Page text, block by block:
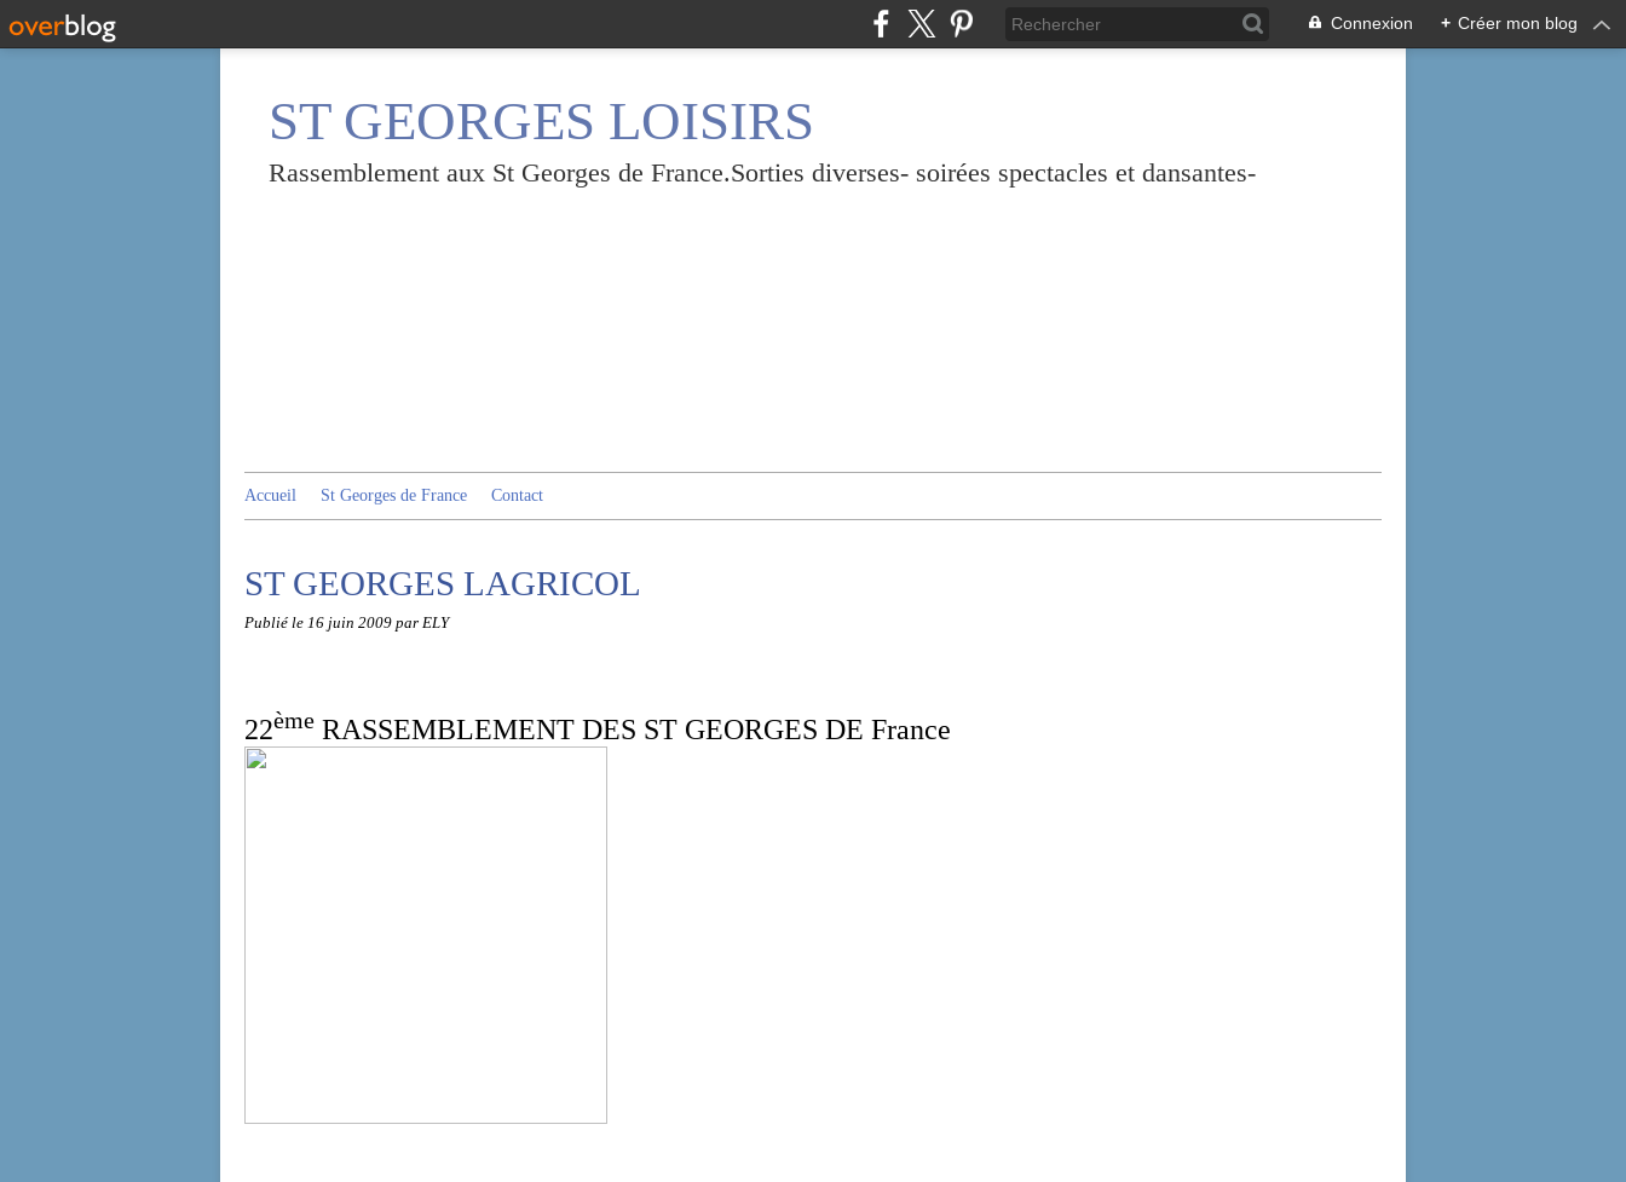
Connexion + Créer mon blog
ST GEORGES LOISIRS
Rassemblement aux St Georges de France.Sorties diverses- soirées spectacles et dansantes-
Accueil St Georges de France Contact
ST GEORGES LAGRICOL
Publié le 16 juin 2009 par ELY
22ème RASSEMBLEMENT DES ST GEORGES DE France